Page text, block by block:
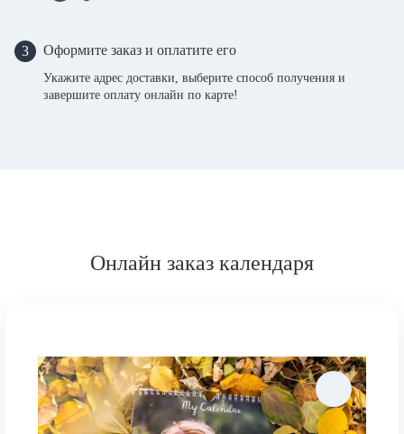
3 Оформите заказ и оплатите его
Укажите адрес доставки, выберите способ получения и
завершите оплату онлайн по карте!
Онлайн заказ календаря